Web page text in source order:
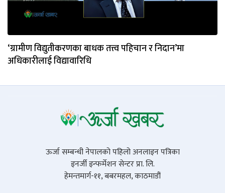
‘ग्रामीण विद्युतीकरणका बाधक तत्त्व पहिचान र निदान’मा
अधिकारीलाई विद्यावारिधि
ऊर्जा सम्बन्धी नेपालको पहिलो अनलाइन पत्रिका
इनर्जी इन्फर्मेशन सेन्टर प्रा. लि.
हेमन्तमार्ग-११, बबरमहल, काठमाडौं